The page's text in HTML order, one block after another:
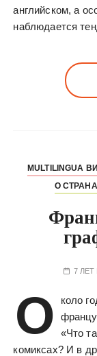
английском, а
наблюдается
MULTILINGUA
О
7 ЛЕТ
О
коло
«Что
комиксах? И в